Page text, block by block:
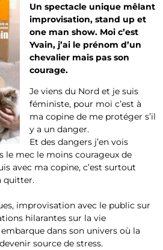
Un spectacle unique mêlant
improvisation, stand up et
one man show. Moi c’est
Yvain, j’ai le prénom d’un
chevalier mais pas son
courage.
Je viens du Nord et je suis
féministe, pour moi c’est à
ma copine de me protéger s’il
y a un danger.
Et des dangers j’en vois
le mec le moins courageux de
avec ma copine, c’est surtout
quitter.
improvisation avec le public sur
hilarantes sur la vie
dans son univers où la
source de stress.